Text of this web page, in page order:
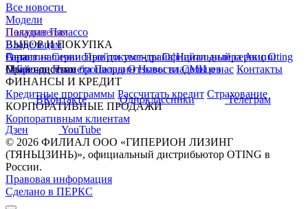
Все новости
Модели
Паладин Палассо
Покупателям
ВЫБОР И ПОКУПКА
Авто в наличии Пройти тест-драйв Найти дилера Акции
Прайс-листы и брошюры Отзывы владельцев
ФИНАНСЫ И КРЕДИТ
Кредитные программы Рассчитать кредит Страхование
КОРПОРАТИВНЫЕ ПРОДАЖИ
Корпоративным клиентам
Владельцам
Гарантия Сервисные документы Официальный сервис Oting
О нас
О Бренде Планета Паладин Новости СМИ о нас Контакты
Мы в соцсетях
ВКонтакте Одноклассники Телеграм
Дзен
YouTube
© 2026 ФИЛИАЛ ООО «ГИПЕРИОН ЛИЗИНГ
(ТЯНЬЦЗИНЬ)», официальный дистрибьютор OTING в
России.
Правовая информация
Сделано в ПЕРКС